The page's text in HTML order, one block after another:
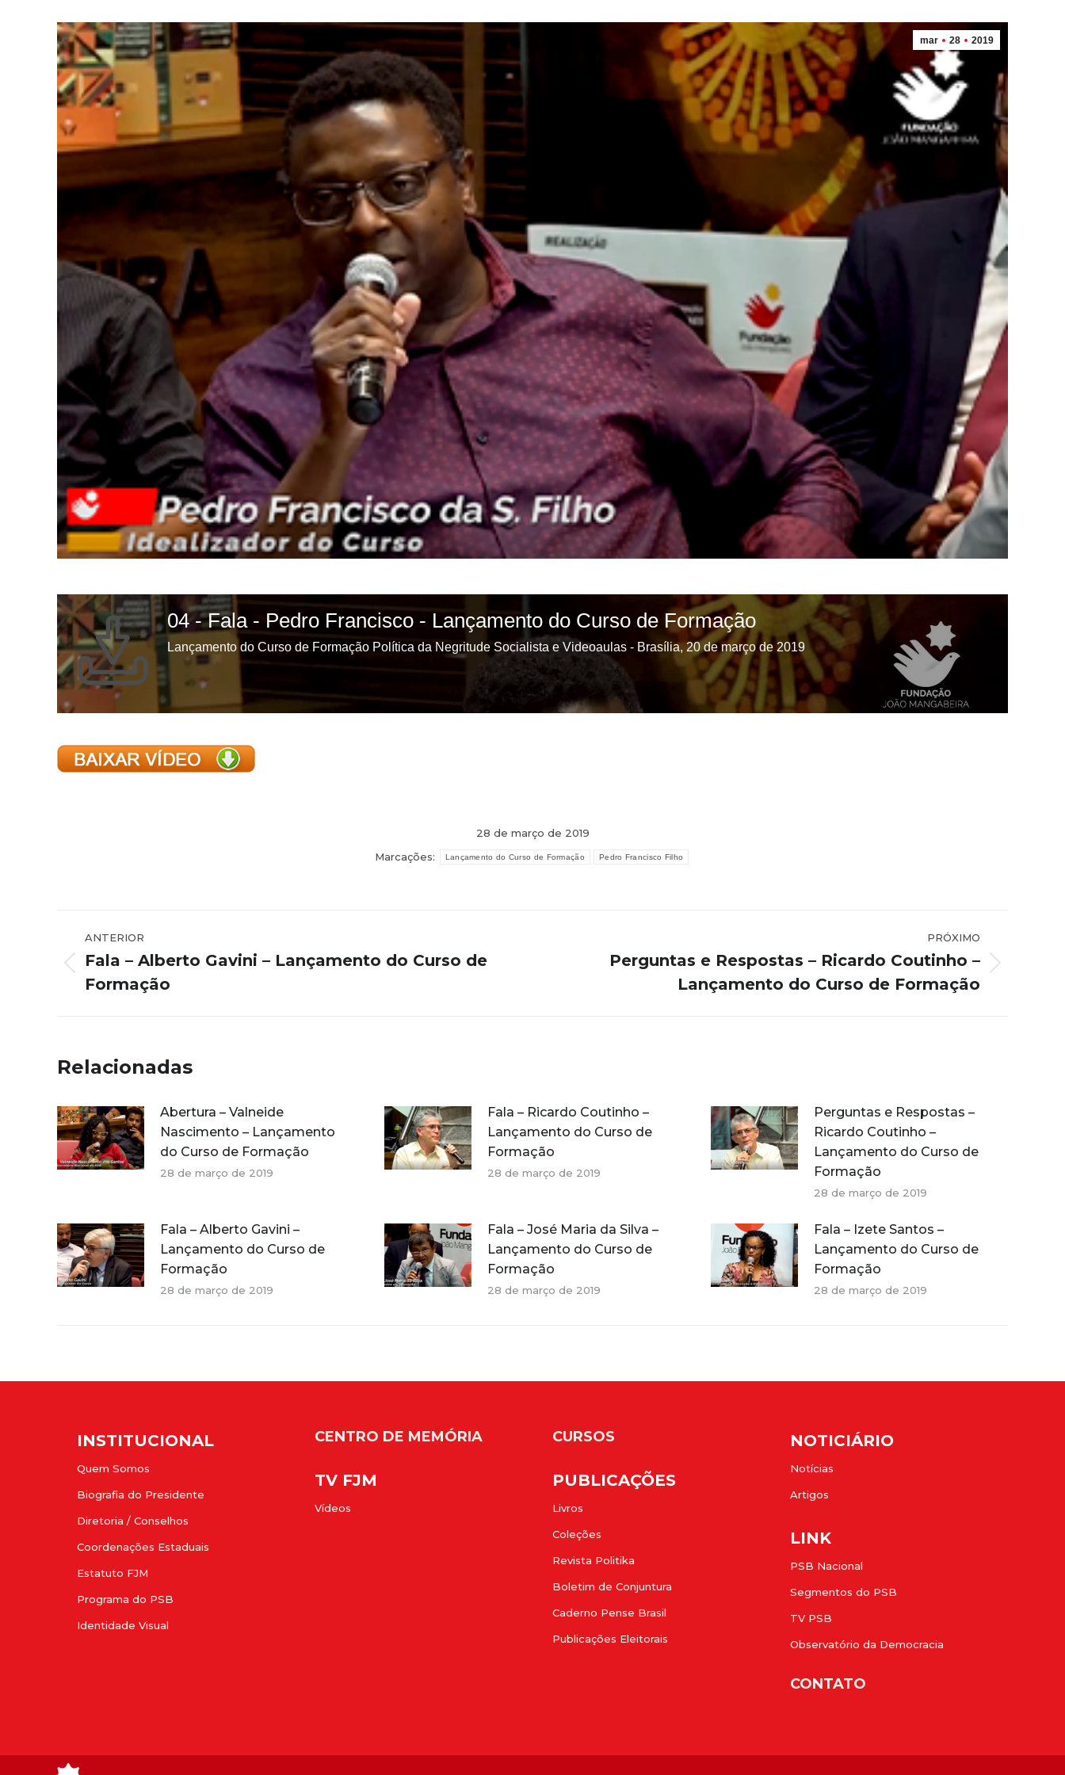
mar 28 2019
28 de março de 2019
Marcações:
Lançamento do Curso de Formação Pedro Francisco Filho
de
post:
ANTERIOR
anterior:
Fala – Alberto Gavini – Lançamento do Curso de
Formação
PRÓXIMO
Perguntas e Respostas – Ricardo Coutinho –
Lançamento do Curso de Formação
Relacionadas
Abertura – Valneide
Nascimento – Lançamento
do Curso de Formação
28 de março de 2019
Fala – Ricardo Coutinho –
Lançamento do Curso de
Formação
28 de março de 2019
Perguntas e Respostas –
Ricardo Coutinho –
Lançamento do Curso de
Formação
28 de março de 2019
Fala – Alberto Gavini –
Lançamento do Curso de
Formação
28 de março de 2019
Fala – José Maria da Silva –
Lançamento do Curso de
Formação
28 de março de 2019
Fala – Izete Santos –
Lançamento do Curso de
Formação
28 de março de 2019
INSTITUCIONAL
Quem Somos
Biografia do Presidente
Diretoria / Conselhos
Coordenações Estaduais
Estatuto FJM
Programa do PSB
Identidade Visual
CENTRO DE MEMÓRIA
TV FJM
Vídeos
CURSOS
PUBLICAÇÕES
Livros
Coleções
Revista Politika
Boletim de Conjuntura
Caderno Pense Brasil
Publicações Eleitorais
NOTICIÁRIO
Notícias
Artigos
LINK
PSB Nacional
Segmentos do PSB
TV PSB
Observatório da Democracia
CONTATO